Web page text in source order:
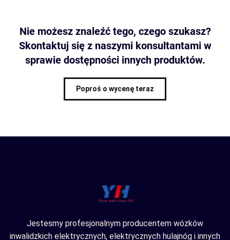
Nie możesz znaleźć tego, czego szukasz?
Skontaktuj się z naszymi konsultantami w
sprawie dostępności innych produktów.
Poproś o wycenę teraz
Jestesmy profesjonalnym producentem wózków
inwalidzkich elektrycznych, elektrycznych hulajnóg i innych